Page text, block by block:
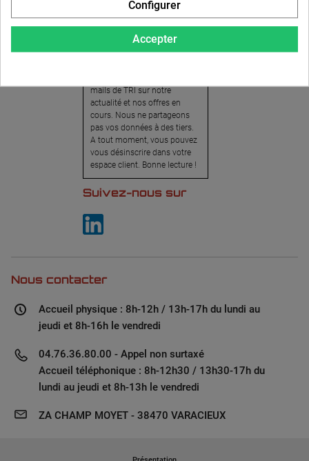
newsletter, nous vous
invitons à créer votre espace
client (cliquez sur « Compte »
en haut à droite de la page) et
cliquer sur « oui » pour vous
mails de TRI sur notre
actualité et nos offres en
cours. Nous ne partageons
pas vos données à des tiers.
A tout moment, vous pouvez
vous désinscrire dans votre
espace client. Bonne lecture !
Suivez-nous sur
Nous contacter
Accueil physique : 8h-12h / 13h-17h du lundi au
jeudi et 8h-16h le vendredi
04.76.36.80.00 - Appel non surtaxé
Accueil téléphonique : 8h-12h30 / 13h30-17h du
lundi au jeudi et 8h-13h le vendredi
ZA CHAMP MOYET - 38470 VARACIEUX
Accepter
Configurer